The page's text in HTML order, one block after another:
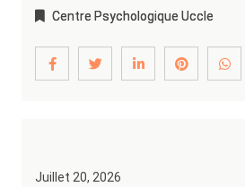
Centre Psychologique Uccle
Juillet 20, 2026